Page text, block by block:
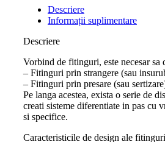
Descriere
Informații suplimentare
Descriere
Vorbind de fitinguri, este necesar
– Fitinguri prin strangere (sau
– Fitinguri prin presare (sau
Pe langa acestea, exista o serie de
creati sisteme diferentiate in pas cu
si specifice.
Caracteristicile de design ale